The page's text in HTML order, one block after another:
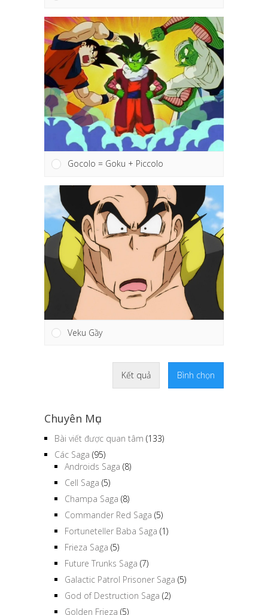
Kết quả Bình chọn
Bài viết được quan tâm
Các Saga(95)
Androids Saga
Cell Saga (5)
Champa Saga(8)
Commander Red Saga(5)
Fortuneteller Baba Saga
Frieza Saga(5)
Future Trunks Saga(7)
Galactic Patrol Prisoner Saga
God of Destruction Saga